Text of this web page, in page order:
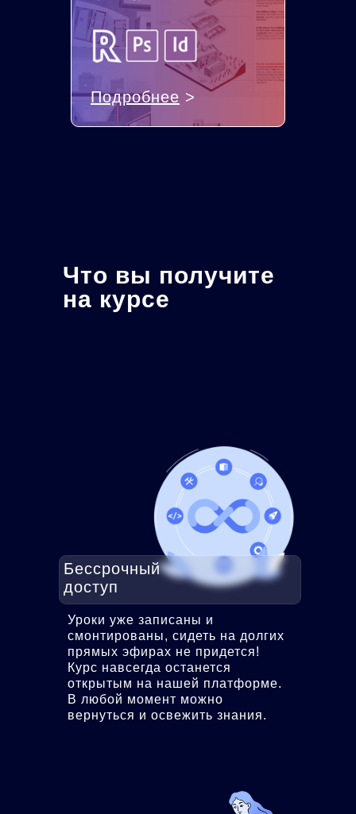
Подробнее >
За 5 бесплатных занятий изучите
новую программу и научитесь
создавать планшеты в 2 раза
быстрей!
подробнее
Что вы получите
на курсе
Бессрочный
доступ
Уроки уже записаны и
смонтированы, сидеть на долгих
прямых эфирах не придется!
Курс навсегда останется
открытым на нашей платформе.
В любой момент можно
вернуться и освежить знания.